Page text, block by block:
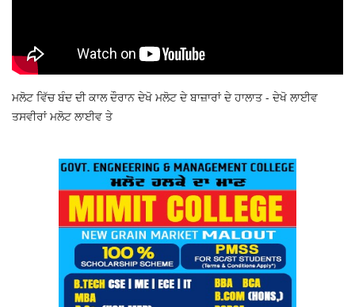
ਮਲੋਟ ਵਿੱਚ ਬੰਦ ਦੀ ਕਾਲ ਦੌਰਾਨ ਦੇਖੋ ਮਲੋਟ ਦੇ ਬਾਜ਼ਾਰਾਂ ਦੇ ਹਾਲਾਤ - ਦੇਖੋ ਲਾਈਵ
ਤਸਵੀਰਾਂ ਮਲੋਟ ਲਾਈਵ ਤੇ